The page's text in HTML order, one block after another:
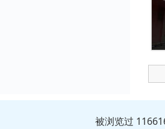
被浏览过